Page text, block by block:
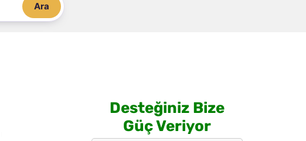
Ara
Desteğiniz Bize
Güç Veriyor